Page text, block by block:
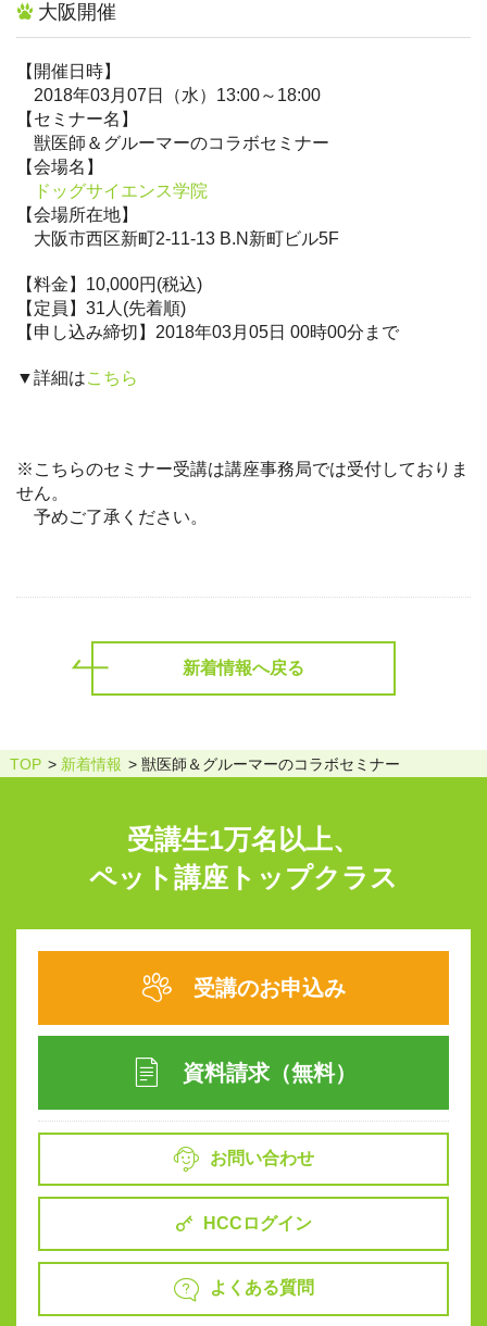
大阪開催
【開催日時】
2018年03月07日（水）13:00～18:00
【セミナー名】
獣医師＆グルーマーのコラボセミナー
【会場名】
ドッグサイエンス学院
【会場所在地】
大阪市西区新町2-11-13 B.N新町ビル5F
【料金】10,000円(税込)
【定員】31人(先着順)
【申し込み締切】2018年03月05日 00時00分まで
▼詳細はこちら
※こちらのセミナー受講は講座事務局では受付しておりま
せん。
予めご了承ください。
新着情報へ戻る
TOP 新着情報 獣医師＆グルーマーのコラボセミナー
受講生1万名以上、
ペット講座トップクラス
受講のお申込み
資料請求（無料）
お問い合わせ
HCCログイン
よくある質問